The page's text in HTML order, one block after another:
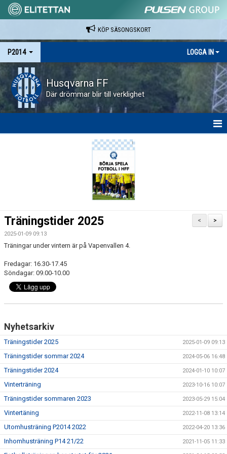
KÖP SÄSONGSKORT
P2014 LOGGA IN
Husqvarna FF
Där drömmar blir till verklighet
SPELARE & LEDARE
DOKUMENT
>
<
Träningstider 2025
2025-01-09 09:13
Träningar under vintern är på Vapenvallen 4.
Fredagar: 16.30-17.45
Söndagar: 09.00-10.00
Nyhetsarkiv
Träningstider 2025 2025-01-09 09:13
Träningstider sommar 2024 2024-05-06 16:48
Träningstider 2024 2024-01-10 10:07
Vinterträning 2023-10-16 10:07
Träningstider sommaren 2023 2023-05-29 15:04
Vintertäning 2022-11-08 13:14
Utomhusträning P2014 2022 2022-04-20 13:36
Inhomhusträning P14 21/22 2021-11-05 11:33